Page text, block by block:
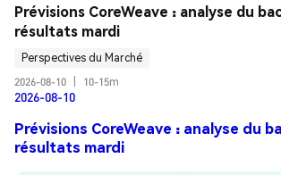
Prévisions CoreWeave : analyse du
résultats mardi
Perspectives du Marché
2026-08-10
10-15m
2026-08-10
Prévisions CoreWeave : analyse du
résultats mardi